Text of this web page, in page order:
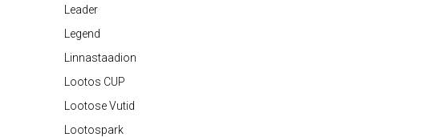
Leader
Legend
Linnastaadion
Lootos CUP
Lootose Vutid
Lootospark